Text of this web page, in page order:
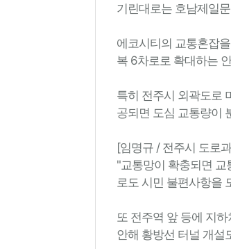
기린대로는 호남제일
에코시티의 교통혼잡
복 6차로로 확대하는
특히 전주시 외곽도로
공되면 도심 교통량이
[임명규 / 전주시 도로
"교통망이 확충되면 교
로도 시민 불편사항을
또 전주역 앞 등에 지
안해 황방선 터널 개설